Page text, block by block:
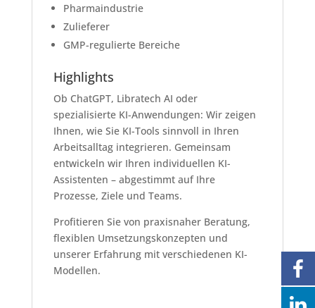
Pharmaindustrie
Zulieferer
GMP-regulierte Bereiche
Highlights
Ob ChatGPT, Libratech AI oder
spezialisierte KI-Anwendungen: Wir zeigen
Ihnen, wie Sie KI-Tools sinnvoll in Ihren
Arbeitsalltag integrieren. Gemeinsam
entwickeln wir Ihren individuellen KI-
Assistenten – abgestimmt auf Ihre
Prozesse, Ziele und Teams.
Profitieren Sie von praxisnaher Beratung,
flexiblen Umsetzungskonzepten und
unserer Erfahrung mit verschiedenen KI-
Modellen.